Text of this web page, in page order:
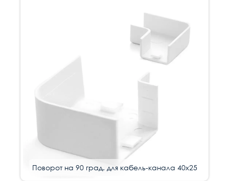
Поворот на 90 град. для кабель-канала 40х25